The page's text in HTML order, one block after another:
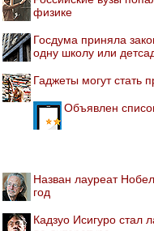
физике
Госдума приняла
одну школу или
Гаджеты могут стать
Объявлен
Назван лауреат
год
Кадзуо Исигуро стал